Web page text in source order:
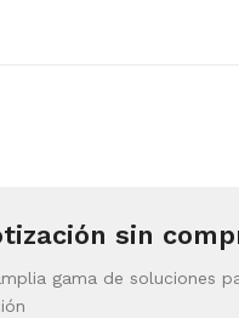
sin
gama de soluciones